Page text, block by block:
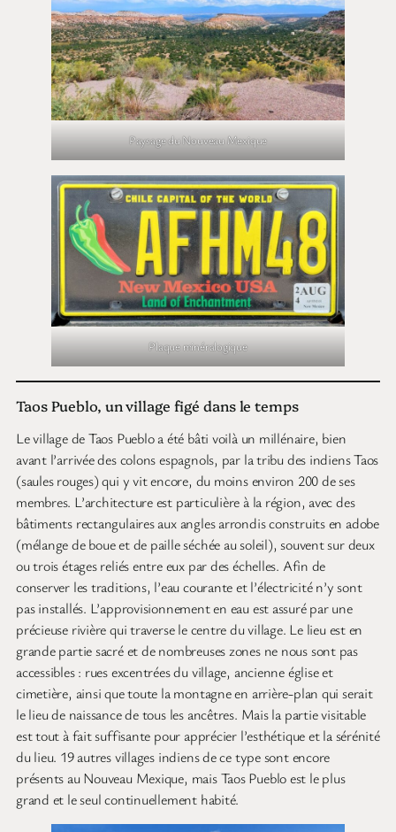
Paysage du Nouveau Mexique
Plaque minéralogique
Taos Pueblo, un village figé dans le temps
Le village de Taos Pueblo a été bâti voilà un millénaire, bien
avant l’arrivée des colons espagnols, par la tribu des indiens Taos
(saules rouges) qui y vit encore, du moins environ 200 de ses
membres. L’architecture est particulière à la région, avec des
bâtiments rectangulaires aux angles arrondis construits en adobe
(mélange de boue et de paille séchée au soleil), souvent sur deux
ou trois étages reliés entre eux par des échelles. Afin de
conserver les traditions, l’eau courante et l’électricité n’y sont
pas installés. L’approvisionnement en eau est assuré par une
précieuse rivière qui traverse le centre du village. Le lieu est en
grande partie sacré et de nombreuses zones ne nous sont pas
accessibles : rues excentrées du village, ancienne église et
cimetière, ainsi que toute la montagne en arrière-plan qui serait
le lieu de naissance de tous les ancêtres. Mais la partie visitable
est tout à fait suffisante pour apprécier l’esthétique et la sérénité
du lieu. 19 autres villages indiens de ce type sont encore
présents au Nouveau Mexique, mais Taos Pueblo est le plus
grand et le seul continuellement habité.